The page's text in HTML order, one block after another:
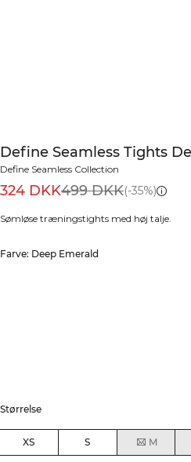
Define Seamless Tights
Define Seamless Collection
324 DKK499 DKK(-35%)
Sømløse træningstights med høj talje.
Farve: Deep Emerald
Størrelse
XS S M